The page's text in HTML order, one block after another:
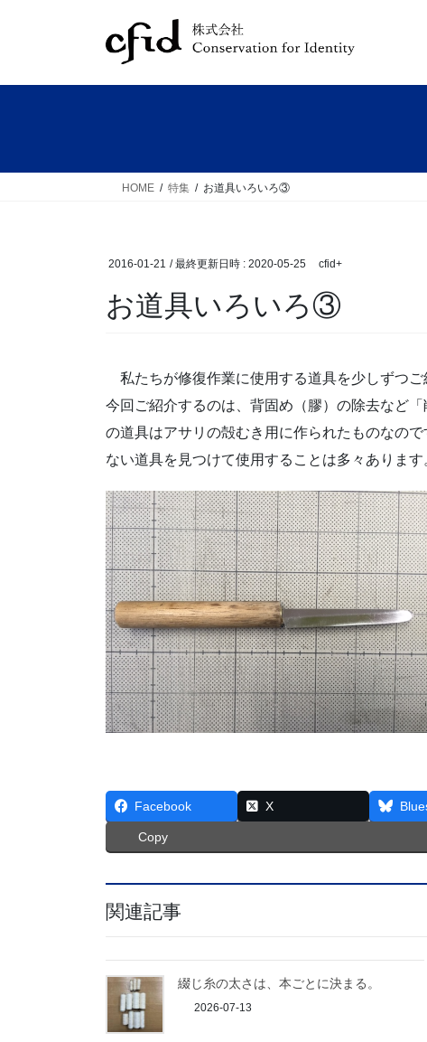
HOME 特集 お道具いろいろ③
2016-01-21 / 最終更新日時 : 2020-05-25 cfid+
お道具いろいろ③
私たちが修復作業に使用する道具を少しずつご
今回ご紹介するのは、背固め（膠）の除去など
の道具はアサリの殻むき用に作られたものなの
ない道具を見つけて使用することは多々あります
Facebook X
Copy
関連記事
綴じ糸の太さは、本ごとに決まる。
2026-07-13